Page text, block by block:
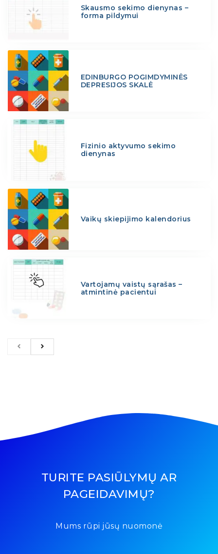
Skausmo sekimo dienynas –
forma pildymui
EDINBURGO POGIMDYMINĖS
DEPRESIJOS SKALĖ
Fizinio aktyvumo sekimo
dienynas
Vaikų skiepijimo kalendorius
Vartojamų vaistų sąrašas –
atmintinė pacientui
TURITE PASIŪLYMŲ AR
PAGEIDAVIMŲ?
Mums rūpi jūsų nuomonė